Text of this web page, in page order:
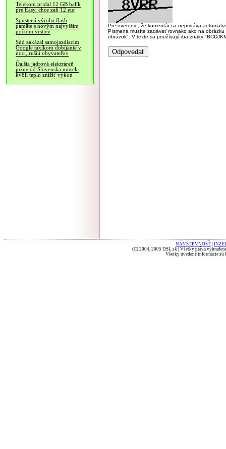
Telekom pridal 12 GB balík
pre Easy, chce zaň 12 eur
Spustená výroba flash
pamäte s novým najvyšším
počtom vrstiev
Súd zakázal samojazdiacim
Google taxíkom dobíjanie v
noci, rušili obyvateľov
Ďalšia jadrová elektráreň
južne od Slovenska musela
kvôli teplu znížiť výkon
Pre overenie, že komentár sa nepridáva
Písmená musíte zadávať rovnako ako na
obrázok". V texte sa používajú iba znaky
NÁVŠTEVNOSŤ
(C) 2004, 2005 DSL.sk | Všetky práva
Všetky uvedené informácie sú